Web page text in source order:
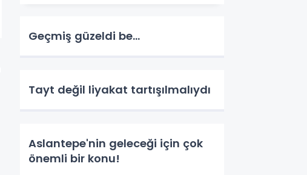
Geçmiş güzeldi be...
Tayt değil liyakat tartışılmalıydı
Aslantepe'nin geleceği için çok
önemli bir konu!